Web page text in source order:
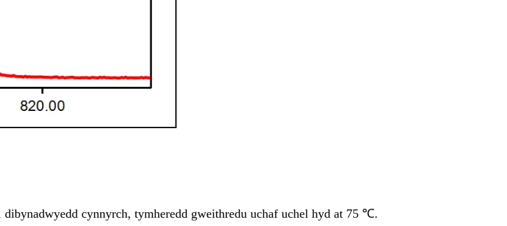
cynnyrch, tymheredd gweithredu uchaf uchel hyd at 75 ℃.